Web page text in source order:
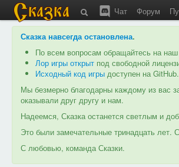
Чат Форум
Сказка навсегда остановлена.
По всем вопросам обращайтесь на наш
Лор игры открыт под свободной
Исходный код игры доступен на GitHub.
Мы безмерно благодарны каждому из вас
оказывали друг другу и нам.
Надеемся, Сказка останется светлым и
Это были замечательные тринадцать лет.
С любовью, команда Сказки.